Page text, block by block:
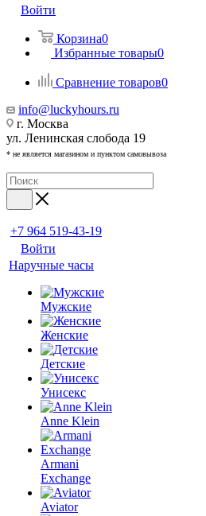
Войти
Корзина0
Избранные товары0
Сравнение товаров0
info@luckyhours.ru
г. Москва
ул. Ленинская слобода 19
* не является магазином и пунктом самовывоза
+7 964 519-43-19
Войти
Наручные часы
Мужские
Женские
Детские
Унисекс
Anne Klein
Armani
Exchange
Aviator